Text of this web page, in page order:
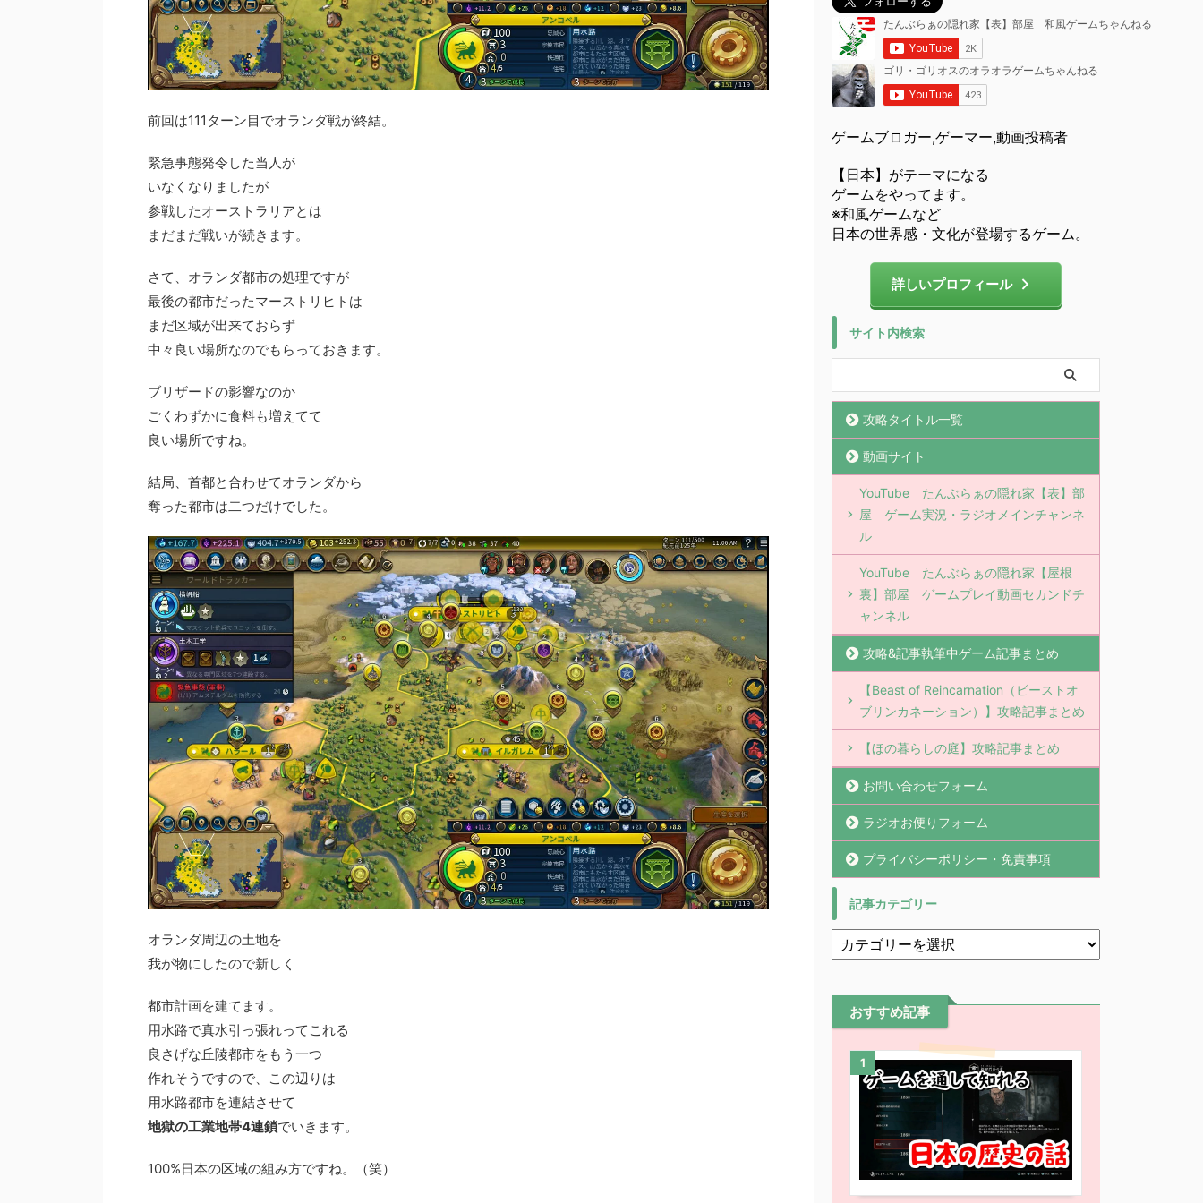
前回は111ターン目でオランダ戦が終結。
緊急事態発令した当人が
いなくなりましたが
参戦したオーストラリアとは
まだまだ戦いが続きます。
さて、オランダ都市の処理ですが
最後の都市だったマーストリヒトは
まだ区域が出来ておらず
中々良い場所なのでもらっておきます。
ブリザードの影響なのか
ごくわずかに食料も増えてて
良い場所ですね。
結局、首都と合わせてオランダから
奪った都市は二つだけでした。
オランダ周辺の土地を
我が物にしたので新しく
都市計画を建てます。
用水路で真水引っ張れってこれる
良さげな丘陵都市をもう一つ
作れそうですので、この辺りは
用水路都市を連結させて
地獄の工業地帯4連鎖でいきます。
100%日本の区域の組み方ですね。（笑）
ゲームブロガー,ゲーマー,動画投稿者
【日本】がテーマになる
ゲームをやってます。
※和風ゲームなど
日本の世界感・文化が登場するゲーム。
詳しいプロフィール
サイト内検索
攻略タイトル一覧
動画サイト
YouTube たんぶらぁの隠れ家【表】部
屋 ゲーム実況・ラジオメインチャンネ
ル
YouTube たんぶらぁの隠れ家【屋根
裏】部屋 ゲームプレイ動画セカンドチ
ャンネル
攻略&記事執筆中ゲーム記事まとめ
【Beast of Reincarnation（ビーストオ
ブリンカネーション）】攻略記事まとめ
【ほの暮らしの庭】攻略記事まとめ
お問い合わせフォーム
ラジオお便りフォーム
プライバシーポリシー・免責事項
記事カテゴリー
おすすめ記事
1